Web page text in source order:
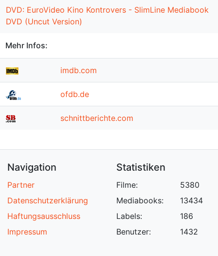
DVD: EuroVideo Kino Kontrovers - SlimLine Mediabook
DVD (Uncut Version)
Mehr Infos:
imdb.com
ofdb.de
schnittberichte.com
Navigation
Partner
Datenschutzerklärung
Haftungsausschluss
Impressum
Statistiken
Filme:
Mediabooks:
Labels:
Benutzer:
5380
13434
186
1432